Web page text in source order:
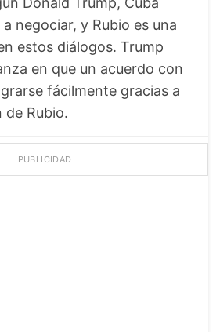
negociar, y Rubio es una
estos diálogos. Trump
en que un acuerdo con
fácilmente gracias a
de Rubio.
PUBLICIDAD